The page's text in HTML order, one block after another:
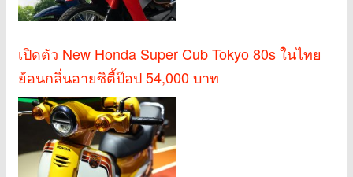
เปิดตัว New Honda Super Cub Tokyo 80s ในไทย
ย้อนกลิ่นอายซิตี้ป๊อป 54,000 บาท